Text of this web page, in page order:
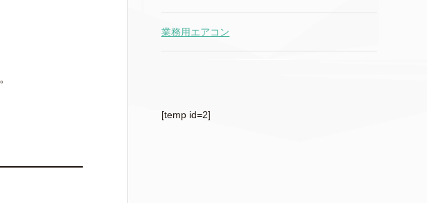
。
業務用エアコン
[temp id=2]